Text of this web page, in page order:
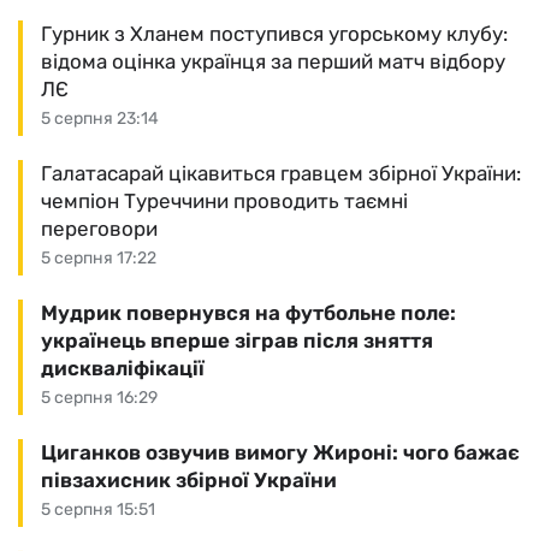
5 серпня 23:14
Гурник з Хланем поступився угорському клубу:
відома оцінка українця за перший матч відбору
ЛЄ
5 серпня 17:22
Галатасарай цікавиться гравцем збірної України:
чемпіон Туреччини проводить таємні
переговори
5 серпня 16:29
Мудрик повернувся на футбольне поле:
українець вперше зіграв після зняття
дискваліфікації
5 серпня 15:51
Циганков озвучив вимогу Жироні: чого бажає
півзахисник збірної України